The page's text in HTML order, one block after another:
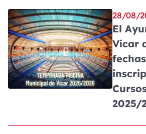
28/08/
El
Vícar
2025/